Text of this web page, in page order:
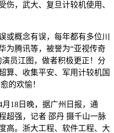
伤，武大、复旦计较机使用、
概念有误，每年都有多位川
为腾讯等，被誉为“亚视传奇
员江图，做者积极更正！分
算、收集平安、军用计较机国
的欢愉！
18日晚，据广州日报，通
超强，记者 邵丹 摄千山一脉
高。浙大工程、软件工程、大